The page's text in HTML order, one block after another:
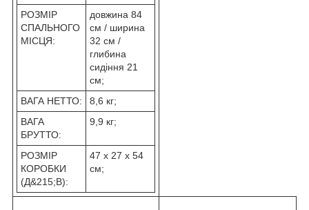
РОЗМІР
СПАЛЬНОГО
МІСЦЯ:
довжина 84
см / ширина
32 см /
глибина
сидіння 21
см;
ВАГА НЕТТО:
8,6 кг;
ВАГА
БРУТТО:
9,9 кг;
РОЗМІР
КОРОБКИ
(Д&215;В):
47 x 27 x 54
см;